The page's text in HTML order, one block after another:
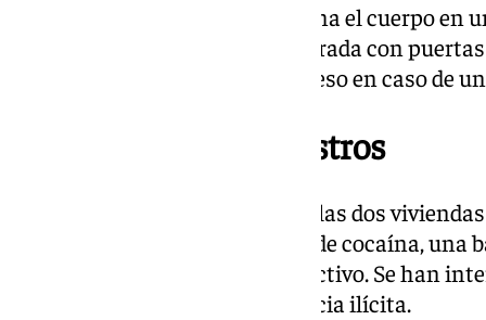
Ambos domicilios, según informa el cuerpo en
resistencia estructural a su entrada con
diseñadas para dificultar el acceso en caso de
Resultado de los registros
En los registros practicados en las dos
gramos de hachís, 4,76 gramos de cocaína,
el consumo y 2.166 euros en efectivo. Se han
electrodomésticos de procedencia ilícita.